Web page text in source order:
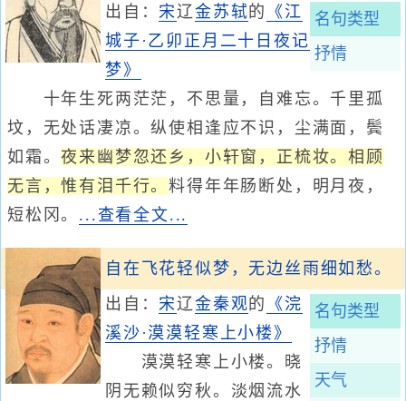
名句类型
抒情
出自：宋辽金苏轼的 《江
城子·乙卯正月二十日夜记
梦》
十年生死两茫茫，不思量，自难忘。千里孤
坟，无处话凄凉。纵使相逢应不识，尘满面，鬓
如霜。夜来幽梦忽还乡，小轩窗，正梳妆。相顾
无言，惟有泪千行。料得年年肠断处，明月夜，
短松冈。 ...查看全文...
自在飞花轻似梦，无边丝雨细如愁。
名句类型
抒情
天气
出自：宋辽金秦观的 《浣
溪沙·漠漠轻寒上小楼》
漠漠轻寒上小楼。晓
阴无赖似穷秋。淡烟流水